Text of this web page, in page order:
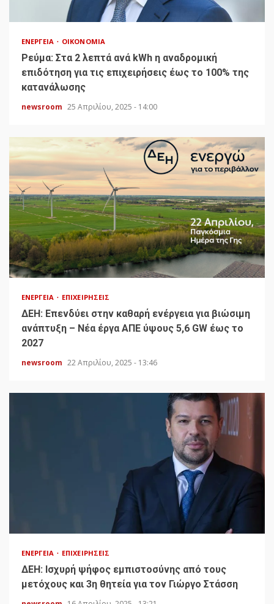
ΕΝΈΡΓΕΙΑ ΟΙΚΟΝΟΜΊΑ
Ρεύμα: Στα 2 λεπτά ανά kWh η αναδρομική
επιδότηση για τις επιχειρήσεις έως το 100% της
κατανάλωσης
newsroom 25 Απριλίου, 2025 - 14:00
ΕΝΈΡΓΕΙΑ ΕΠΙΧΕΙΡΉΣΕΙΣ
ΔΕΗ: Επενδύει στην καθαρή ενέργεια για βιώσιμη
ανάπτυξη – Νέα έργα ΑΠΕ ύψους 5,6 GW έως το
2027
newsroom 22 Απριλίου, 2025 - 13:46
ΕΝΈΡΓΕΙΑ ΕΠΙΧΕΙΡΉΣΕΙΣ
ΔΕΗ: Ισχυρή ψήφος εμπιστοσύνης από τους
μετόχους και 3η θητεία για τον Γιώργο Στάσση